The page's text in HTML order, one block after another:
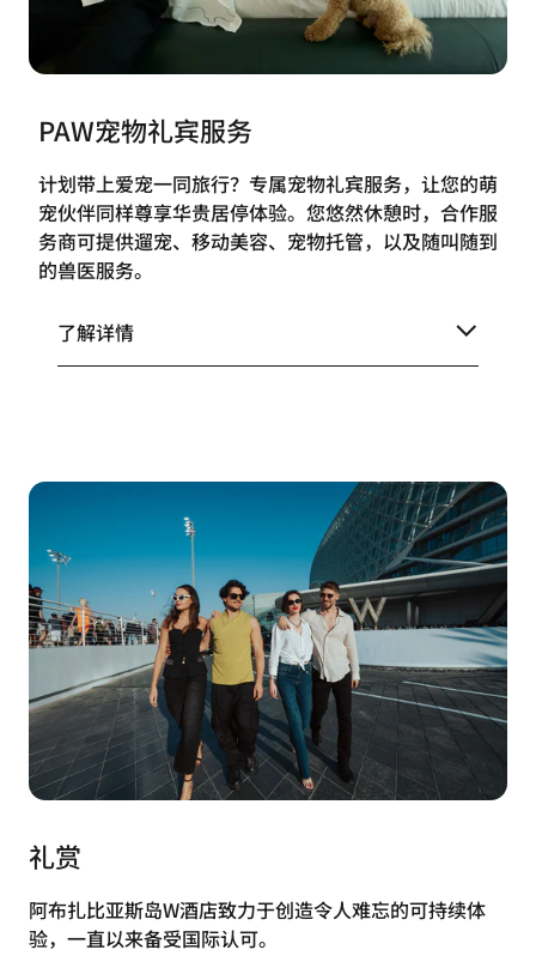
PAW宠物礼宾服务
计划带上爱宠一同旅行？专属宠物礼宾服务，让您的萌
宠伙伴同样尊享华贵居停体验。您悠然休憩时，合作服
务商可提供遛宠、移动美容、宠物托管，以及随叫随到
的兽医服务。
了解详情
礼赏
阿布扎比亚斯岛W酒店致力于创造令人难忘的可持续体
验，一直以来备受国际认可。